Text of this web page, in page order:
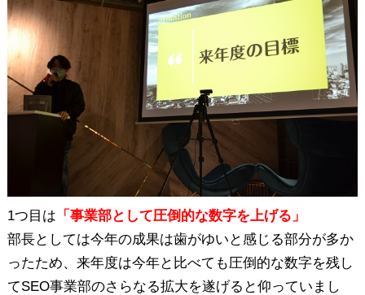
1つ目は 「事業部として圧倒的な数字を上げる」
部長としては今年の成果は歯がゆいと感じる部分が多か
ったため、来年度は今年と比べても圧倒的な数字を残し
てSEO事業部のさらなる拡大を遂げると仰っていまし